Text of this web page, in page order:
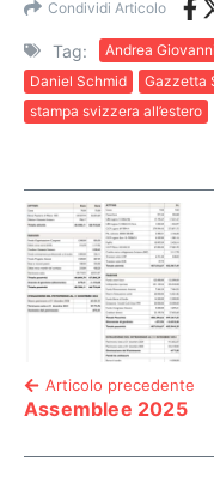
Condividi Articolo
Tag: Andrea
Daniel Schmid
Gazzetta
stampa svizzera all’estero
Articolo precedente
Assemblee 2025